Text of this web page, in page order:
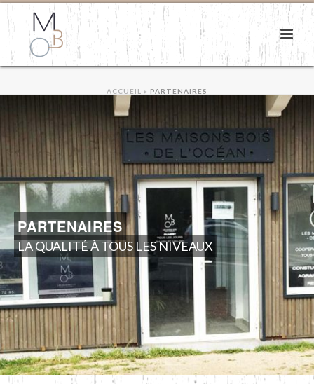
ACCUEIL » PARTENAIRES
PARTENAIRES
LA QUALITÉ À TOUS LES NIVEAUX